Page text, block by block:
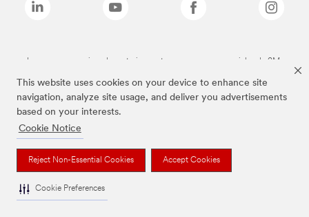
This website uses cookies on your device to enhance site
navigation, analyze site usage, and deliver you advertisements
based on your interests.
Cookie Notice
Reject Non-Essential Cookies Accept Cookies
Cookie Preferences
Las marcas mencionadas anteriormente son marcas comerciales de 3M.